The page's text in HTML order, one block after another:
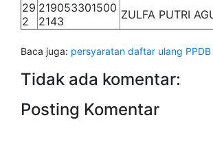
29
2
219053301500
2143
ZULFA PUTRI
Baca juga: persyaratan daftar ulang
Tidak ada komentar:
Posting Komentar